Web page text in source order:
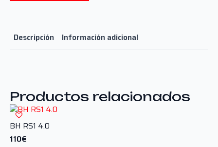
Descripción Información adicional
Productos relacionados
BH RS1 4.0
110€